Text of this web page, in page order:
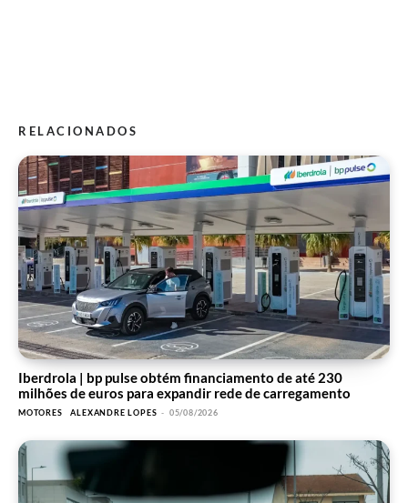
RELACIONADOS
Iberdrola | bp pulse obtém financiamento de até 230
milhões de euros para expandir rede de carregamento
MOTORES ALEXANDRE LOPES - 05/08/2026